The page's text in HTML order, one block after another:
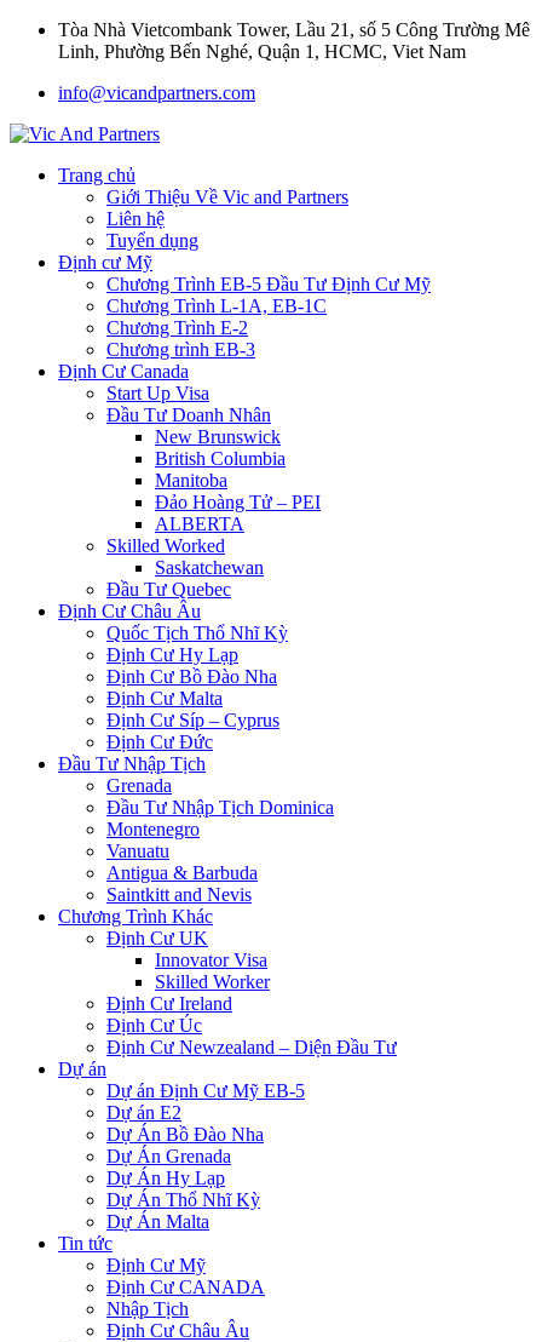
Tòa Nhà Vietcombank Tower, Lầu 21, số 5 Công Trường Mê
Linh, Phường Bến Nghé, Quận 1, HCMC, Viet Nam
info@vicandpartners.com
Trang chủ
Giới Thiệu Về Vic and Partners
Liên hệ
Tuyển dụng
Định cư Mỹ
Chương Trình EB-5 Đầu Tư Định Cư Mỹ
Chương Trình L-1A, EB-1C
Chương Trình E-2
Chương trình EB-3
Định Cư Canada
Start Up Visa
Đầu Tư Doanh Nhân
New Brunswick
British Columbia
Manitoba
Đảo Hoàng Tử – PEI
ALBERTA
Skilled Worked
Saskatchewan
Đầu Tư Quebec
Định Cư Châu Âu
Quốc Tịch Thổ Nhĩ Kỳ
Định Cư Hy Lạp
Định Cư Bồ Đào Nha
Định Cư Malta
Định Cư Síp – Cyprus
Định Cư Đức
Đầu Tư Nhập Tịch
Grenada
Đầu Tư Nhập Tịch Dominica
Montenegro
Vanuatu
Antigua & Barbuda
Saintkitt and Nevis
Chương Trình Khác
Định Cư UK
Innovator Visa
Skilled Worker
Định Cư Ireland
Định Cư Úc
Định Cư Newzealand – Diện Đầu Tư
Dự án
Dự án Định Cư Mỹ EB-5
Dự án E2
Dự Án Bồ Đào Nha
Dự Án Grenada
Dự Án Hy Lạp
Dự Án Thổ Nhĩ Kỳ
Dự Án Malta
Tin tức
Định Cư Mỹ
Định Cư CANADA
Nhập Tịch
Định Cư Châu Âu